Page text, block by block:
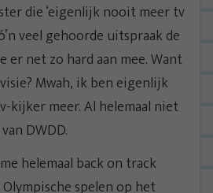
die ‘eigenlijk nooit meer tv
veel gehoorde uitspraak de
er net zo hard aan mee. Want
Mwah, ik ben eigenlijk
kijker meer. Al helemaal niet
DWDD.
helemaal back on track
spelen op het